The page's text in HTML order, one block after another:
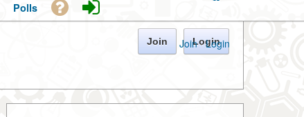
Join · Login
Polls
Join Login